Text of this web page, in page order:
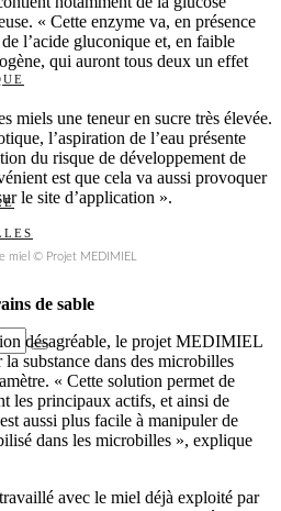
« Cette enzyme va, en présence
l’acide gluconique et, en faible
qui auront tous deux un effet
miels une teneur en sucre très élevée.
l’aspiration de l’eau présente
du risque de développement de
est que cela va aussi provoquer
le site d’application ».
miel © Projet MEDIMIEL
de sable
désagréable, le projet MEDIMIEL
la substance dans des microbilles
« Cette solution permet de
les principaux actifs, et ainsi de
aussi plus facile à manipuler de
dans les microbilles », explique
avec le miel déjà exploité par